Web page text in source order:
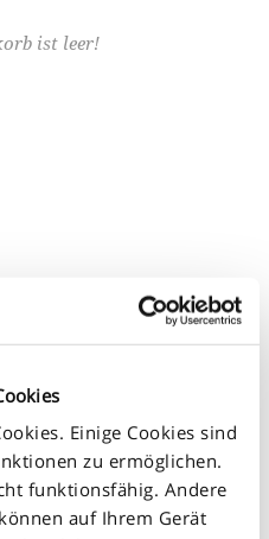
Einige Cookies sind
zu ermöglichen.
funktionsfähig. Andere
auf Ihrem Gerät
ist leer!
Formular